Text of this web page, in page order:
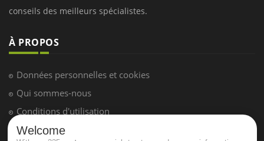
conseils des meilleurs spécialistes.
À PROPOS
Données personnelles et cookies
Qui sommes-nous
Conditions d'utilisation
Plan du site
Welcome